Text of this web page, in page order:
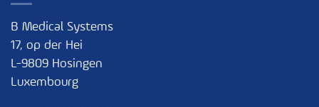
B Medical Systems
17, op der Hei
L-9809 Hosingen
Luxembourg